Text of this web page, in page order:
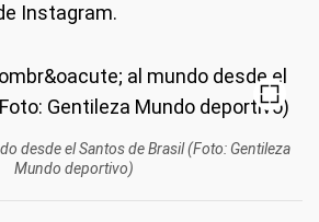
Instagram.
desde el Santos de Brasil (Foto: Gentileza
Mundo deportivo)